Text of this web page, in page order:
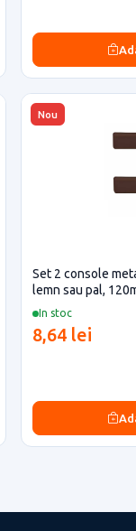
Nou
In stoc
Set 2 console
lemn sau pal,
maro
8,64 lei